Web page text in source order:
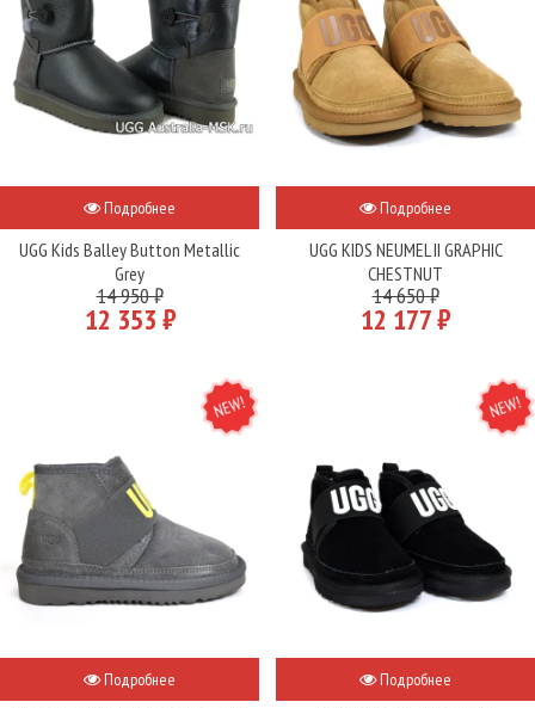
Подробнее
UGG Kids Balley Button Metallic
Grey
14 950 ₽
12 353 ₽
Подробнее
UGG KIDS NEUMEL II GRAPHIC
CHESTNUT
14 650 ₽
12 177 ₽
NEW
Подробнее
NEW
Подробнее